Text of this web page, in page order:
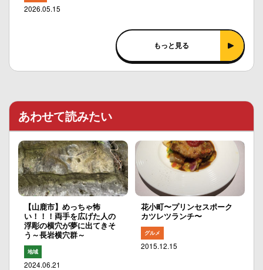
2026.05.15
もっと見る
あわせて読みたい
【山鹿市】めっちゃ怖
い！！！両手を広げた人の
浮彫の横穴が夢に出てきそ
う～長岩横穴群～
地域
2024.06.21
花小町〜プリンセスポーク
カツレツランチ〜
グルメ
2015.12.15